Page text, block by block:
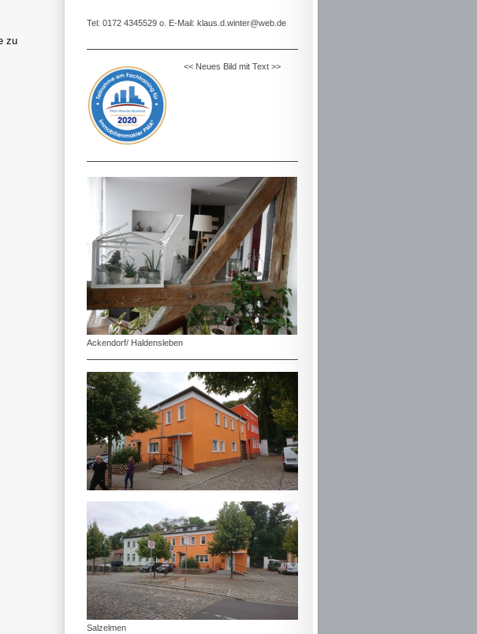
Tel: 0172 4345529 o. E-Mail: klaus.d.winter@web.de
<< Neues Bild mit Text >>
Ackendorf/ Haldensleben
Salzelmen
zu